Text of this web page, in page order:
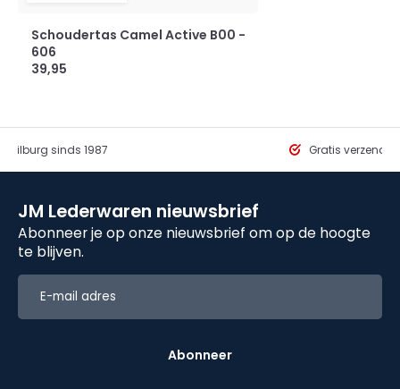
Schoudertas Camel Active B00 -
606
39,95
Tilburg sinds 1987 Gratis
JM Lederwaren nieuwsbrief
Abonneer je op onze nieuwsbrief om op de hoogte
te blijven.
Abonneer